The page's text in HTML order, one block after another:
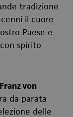
tradizione
il cuore
Paese e
spirito
Franz von
da parata
delle